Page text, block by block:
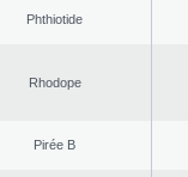
Phthiotide
Rhodope
Pirée B